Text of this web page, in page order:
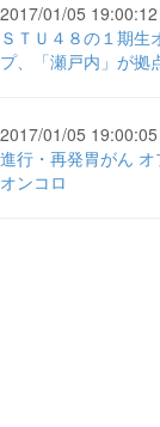
2017/01/05 19:00:12
ＳＴＵ４８の１期生
プ、「瀬戸内」が拠
2017/01/05 19:00:05
進行・再発胃がん
オンコロ